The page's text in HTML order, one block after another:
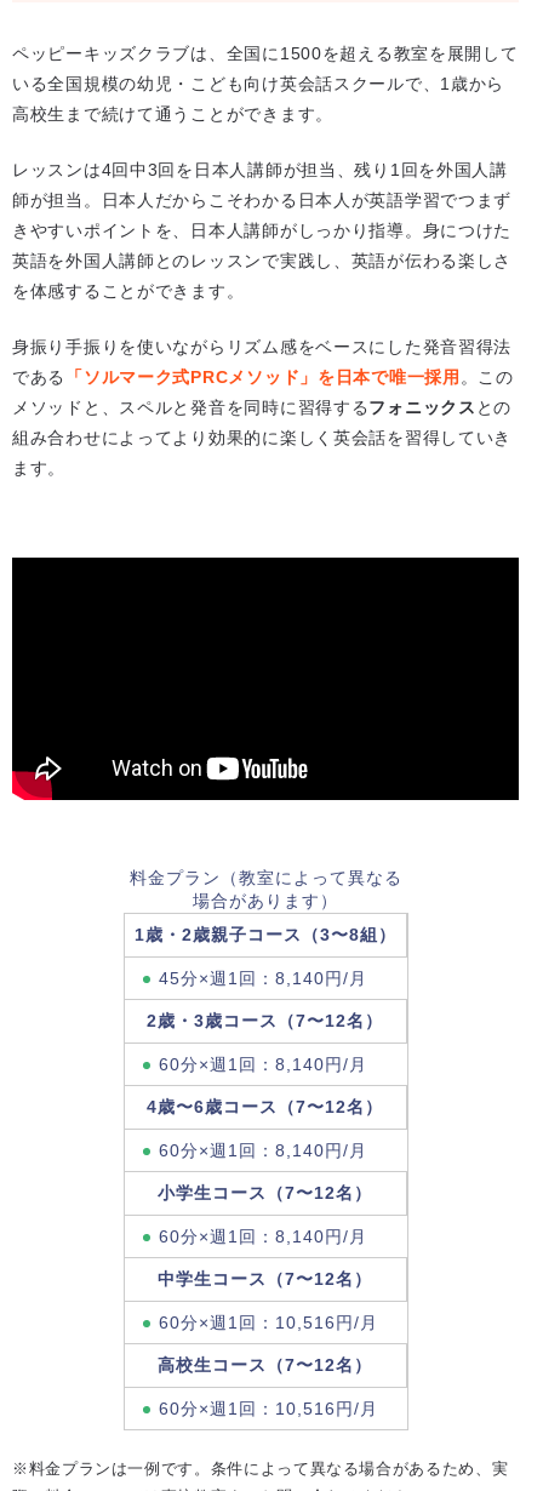
ペッピーキッズクラブは、全国に1500を超える教室を展開して
いる全国規模の幼児・こども向け英会話スクールで、1歳から
高校生まで続けて通うことができます。
レッスンは4回中3回を日本人講師が担当、残り1回を外国人講
師が担当。日本人だからこそわかる日本人が英語学習でつまず
きやすいポイントを、日本人講師がしっかり指導。身につけた
英語を外国人講師とのレッスンで実践し、英語が伝わる楽しさ
を体感することができます。
身振り手振りを使いながらリズム感をベースにした発音習得法
である
「ソルマーク式PRCメソッド」を日本で唯一採用 。この
メソッドと、スペルと発音を同時に習得するフォニックス との
組み合わせによってより効果的に楽しく英会話を習得していき
ます。
料金プラン（教室によって異なる
場合があります）
1歳・2歳親子コース（3〜8組）
45分×週1回：8,140円/月
2歳・3歳コース（7〜12名）
60分×週1回：8,140円/月
4歳〜6歳コース（7〜12名）
60分×週1回：8,140円/月
小学生コース（7〜12名）
60分×週1回：8,140円/月
中学生コース（7〜12名）
60分×週1回：10,516円/月
高校生コース（7〜12名）
60分×週1回：10,516円/月
※料金プランは一例です。条件によって異なる場合があるため、実